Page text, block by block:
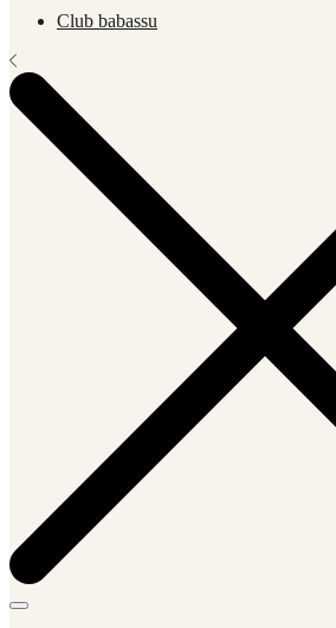
Club babassu